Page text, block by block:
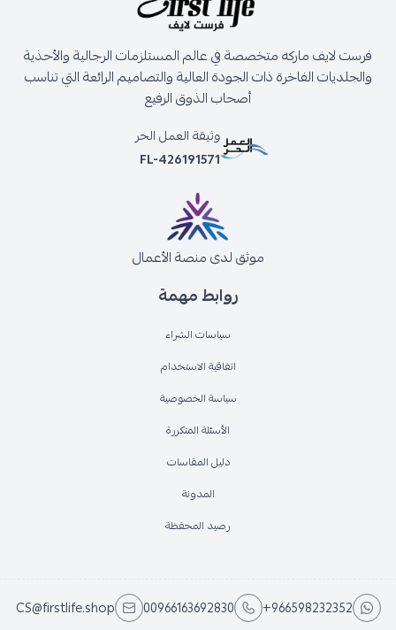
روابط مهمة
سياسات الشراء
اتفاقية الاستخدام
سياسة الخصوصية
الأسئلة المتكررة
دليل المقاسات
المدونة
رصيد المحفظة
فرست لايف ماركه متخصصة في عالم المستلزمات الرجالية والأحذية
والجلديات الفاخرة ذات الجودة العالية والتصاميم الرائعة التي تناسب
أصحاب الذوق الرفيع
وثيقة العمل الحر
FL-426191571
موثق لدى منصة الأعمال
+966598232352
00966163692830
CS@firstlife.shop